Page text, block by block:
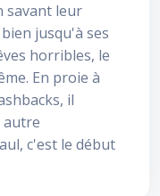
savant leur
jusqu'à ses
horribles, le
En proie à
il
autre
c'est le début